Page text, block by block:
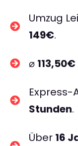
Umzug
149€.
⌀
Express-
Stunden.
Über 16